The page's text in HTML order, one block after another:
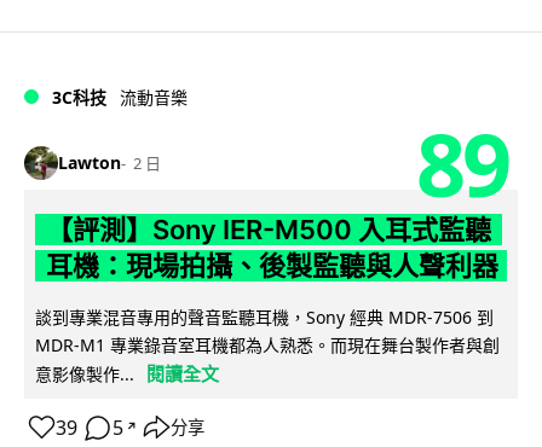
3C科技 流動音樂
Lawton 2 日 89
【評測】Sony IER-M500 入耳式監聽
耳機：現場拍攝、後製監聽與人聲利器
談到專業混音專用的聲音監聽耳機，Sony 經典 MDR-7506 到
MDR-M1 專業錄音室耳機都為人熟悉。而現在舞台製作者與創
意影像製作...
閱讀全文
39 5 ↗ 分享